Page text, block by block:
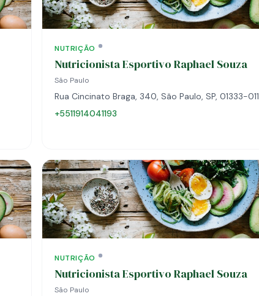
NUTRIÇÃO
Nutricionista Esportivo Raphael Souza
São Paulo
Rua Cincinato Braga, 340, São Paulo, SP, 01333-011
+5511914041193
NUTRIÇÃO
Nutricionista Esportivo Raphael Souza
São Paulo